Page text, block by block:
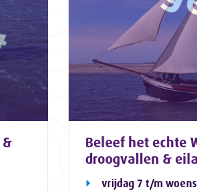
Beleef het echte
droogvallen &
vrijdag 7 t/m